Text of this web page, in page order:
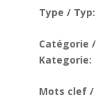
Type / Typ:
Catégorie /
Kategorie:
Mots clef /